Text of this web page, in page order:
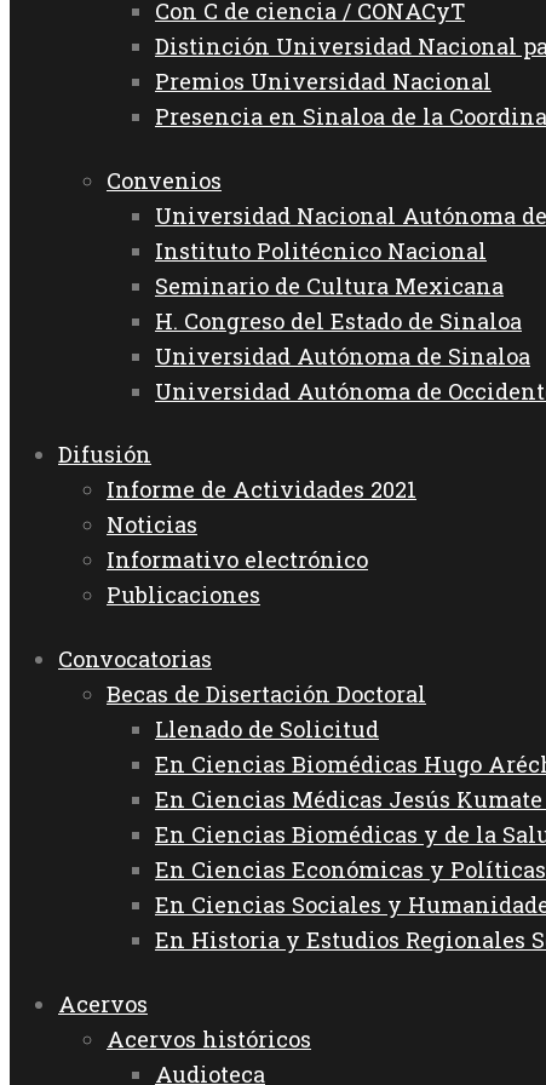
Con C de ciencia / CONACyT
Distinción Universidad Nacional
Premios Universidad Nacional
Presencia en Sinaloa de la
Convenios
Universidad Nacional Autónoma
Instituto Politécnico Nacional
Seminario de Cultura Mexicana
H. Congreso del Estado de Sinaloa
Universidad Autónoma de Sinaloa
Universidad Autónoma de
Difusión
Informe de Actividades 2021
Noticias
Informativo electrónico
Publicaciones
Convocatorias
Becas de Disertación Doctoral
Llenado de Solicitud
En Ciencias Biomédicas Hugo
En Ciencias Médicas Jesús
En Ciencias Biomédicas y de la
En Ciencias Económicas y
En Ciencias Sociales y
En Historia y Estudios Regionales
Acervos
Acervos históricos
Audioteca